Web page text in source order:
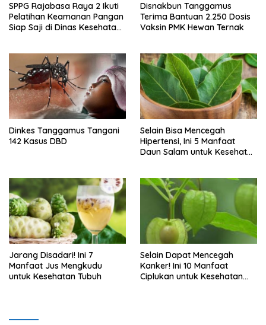
SPPG Rajabasa Raya 2 Ikuti
Pelatihan Keamanan Pangan
Siap Saji di Dinas Kesehatan
Disnakbun Tanggamus
Terima Bantuan 2.250 Dosis
Vaksin PMK Hewan Ternak
Dinkes Tanggamus Tangani
142 Kasus DBD
Selain Bisa Mencegah
Hipertensi, Ini 5 Manfaat
Daun Salam untuk Kesehatan
Jarang Disadari! Ini 7
Manfaat Jus Mengkudu
untuk Kesehatan Tubuh
Selain Dapat Mencegah
Kanker! Ini 10 Manfaat
Ciplukan untuk Kesehatan